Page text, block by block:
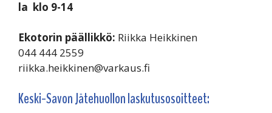
la klo 9-14
Ekotorin päällikkö: Riikka Heikkinen
044 444 2559
riikka.heikkinen@varkaus.fi
Keski-Savon Jätehuollon laskutusosoitteet: